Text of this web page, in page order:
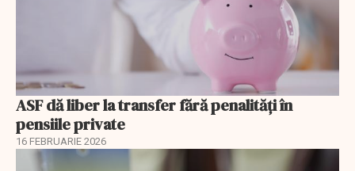
ASF dă liber la transfer fără penalități în
pensiile private
16 FEBRUARIE 2026